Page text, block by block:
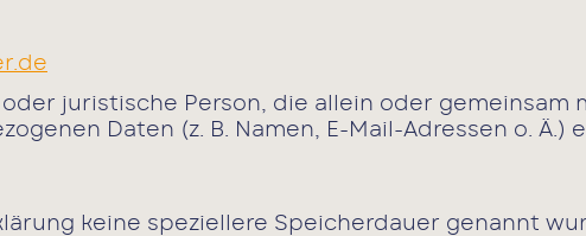
juristische Person, die allein oder gemeinsam
Daten (z. B. Namen, E-Mail-Adressen o. Ä.)
keine speziellere Speicherdauer genannt